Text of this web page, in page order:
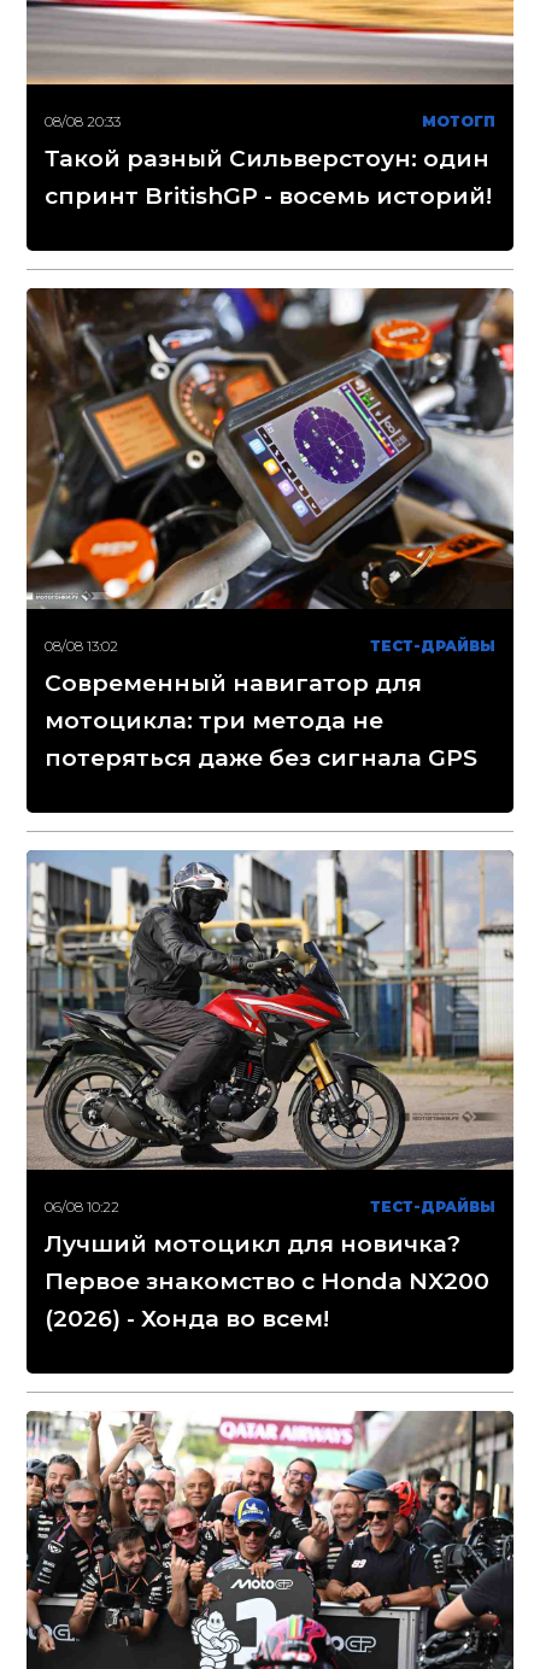
08/08 20:33 МОТОГП
Такой разный Сильверстоун: один
спринт BritishGP - восемь историй!
08/08 13:02 ТЕСТ-ДРАЙВЫ
Современный навигатор для
мотоцикла: три метода не
потеряться даже без сигнала GPS
06/08 10:22 ТЕСТ-ДРАЙВЫ
Лучший мотоцикл для новичка?
Первое знакомство с Honda NX200
(2026) - Хонда во всем!